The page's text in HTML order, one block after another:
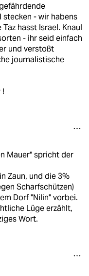
- wir habens
hasst Israel. Knaul
- ihr seid einfach
und verstoßt
journalistische
!
Mauer" spricht der
Zaun, und die 3%
Scharfschützen)
Dorf "Nilin" vorbei.
Lüge erzählt,
Wort.